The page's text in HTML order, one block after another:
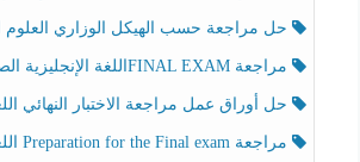
حل مراجعة حسب الهيكل الوزاري العلوم المتكاملة الصف
مراجعة FINAL EXAMاللغة الإنجليزية الصف الخامس الفصل الثالث
حل أوراق عمل مراجعة الاختبار النهائي اللغة الإنجليزية
مراجعة Preparation for the Final exam اللغة الإنجليزية الصف الرابع الفصل الثالث